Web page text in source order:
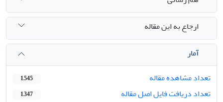
ارجاع به این مقاله
آمار
تعداد مشاهده مقاله
1,545
تعداد دریافت فایل اصل مقاله 1,347